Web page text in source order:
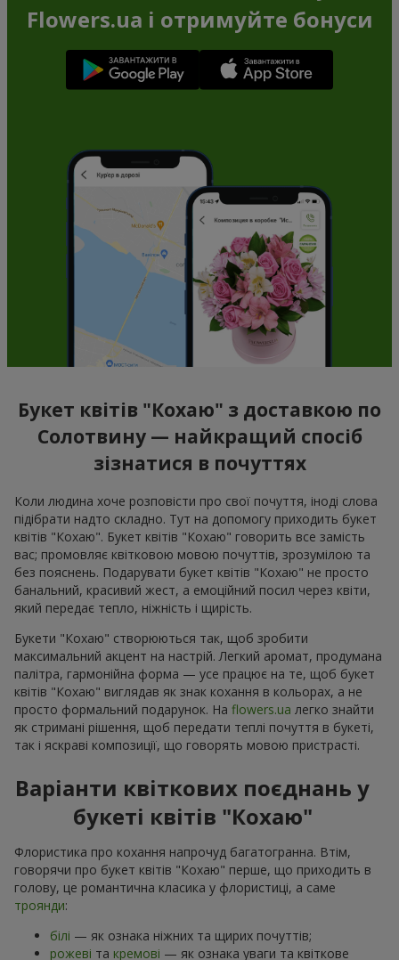
501 червона троянда
Замовити
251 червона троянда
22 999 грн
Замовити
7 624 грн
Замовити
101 рожева троянда
7 865 грн
Замовити
51 рожева троянда
Замовити
Кошик "З найкращими
побажаннями!"
5 999 грн
Замовити